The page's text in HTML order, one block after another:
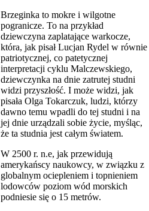
Brzeginka to mokre i wilgotne
pogranicze. To na przykład
dziewczyna zaplatające warkocze,
która, jak pisał Lucjan Rydel w równie
patriotycznej, co patetycznej
interpretacji cyklu Malczewskiego,
dziewczynka na dnie zatrutej studni
widzi przyszłość. I może widzi, jak
pisała Olga Tokarczuk, ludzi, którzy
dawno temu wpadli do tej studni i na
jej dnie urządzali sobie życie, myśląc,
że ta studnia jest całym światem.
W 2500 r. n.e, jak przewidują
amerykańscy naukowcy, w związku z
globalnym ociepleniem i topnieniem
lodowców poziom wód morskich
podniesie się o 15 metrów.